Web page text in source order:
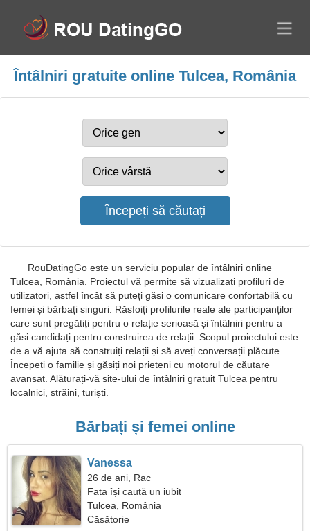
Întâlniri gratuite online Tulcea, România
RouDatingGo este un serviciu popular de întâlniri online
Tulcea, România. Proiectul vă permite să vizualizați profiluri de
utilizatori, astfel încât să puteți găsi o comunicare confortabilă cu
femei și bărbați singuri. Răsfoiți profilurile reale ale participanților
care sunt pregătiți pentru o relație serioasă și întâlniri pentru a
găsi candidați pentru construirea de relații. Scopul proiectului este
de a vă ajuta să construiți relații și să aveți conversații plăcute.
Începeți o familie și găsiți noi prieteni cu motorul de căutare
avansat. Alăturați-vă site-ului de întâlniri gratuit Tulcea pentru
localnici, străini, turiști.
Bărbați și femei online
Vanessa
26 de ani, Rac
Fata își caută un iubit
Tulcea, România
Căsătorie